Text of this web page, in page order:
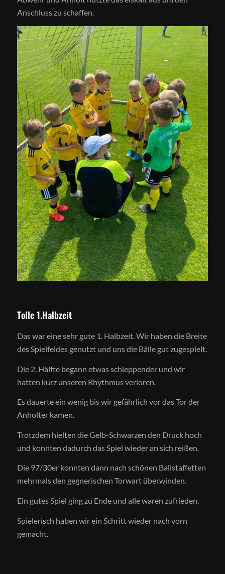
Anschluss zu schaffen.
Tolle 1.Halbzeit
Das war eine sehr gute 1. Halbzeit. Wir haben die Breite
des Spielfeldes genutzt und uns die Bälle gut zugespielt.
Die 2. Hälfte begann etwas schleppender und wir
hatten kurz unseren Rhythmus verloren.
Es dauerte ein wenig bis wir gefährlich vor das Tor der
Anholter kamen.
Trotzdem hielten die Gelb-Schwarzen den Druck hoch
und konnten dadurch das Spiel wieder an sich reißen.
Die 97/30er konnten dann nach schönen Ballstaffetten
mehrmals den gegnerischen Torwart überwinden.
Ein gutes Spiel ging zu Ende und alle waren zufrieden.
Spielerisch haben wir ein Schritt wieder nach vorn
gemacht.